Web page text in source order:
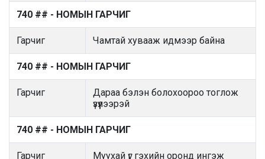
740 ## - НОМЫН ГАРЧИГ
Гарчиг Чамтай хувааж идмээр байна
740 ## - НОМЫН ГАРЧИГ
Гарчиг
Дараа бэлэн болохоороо тоглож
үзүүлээрэй
740 ## - НОМЫН ГАРЧИГ
Гарчиг
Муухай үг гэхийн оронд ингэж